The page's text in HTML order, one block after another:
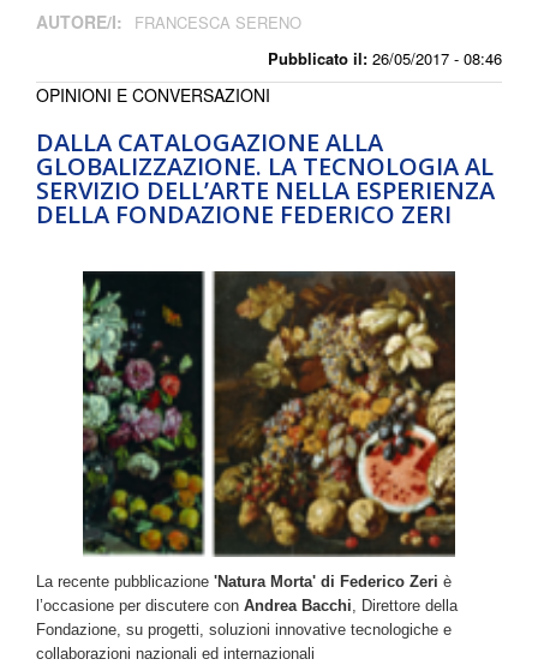
Pubblicato il: 26/05/2017 - 08:46
AUTORE/I: FRANCESCA SERENO
DALLA CATALOGAZIONE ALLA
GLOBALIZZAZIONE. LA TECNOLOGIA AL
SERVIZIO DELL’ARTE NELLA ESPERIENZA
DELLA FONDAZIONE FEDERICO ZERI
OPINIONI E CONVERSAZIONI
La recente pubblicazione 'Natura Morta' di Federico Zeri è
l’occasione per discutere con Andrea Bacchi, Direttore della
Fondazione, su progetti, soluzioni innovative tecnologiche e
collaborazioni nazionali ed internazionali